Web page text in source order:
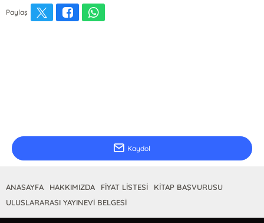
Paylaş
Kaydol
ANASAYFA HAKKIMIZDA FİYAT LİSTESİ
KİTAP BAŞVURUSU
ULUSLARARASI YAYINEVİ BELGESİ